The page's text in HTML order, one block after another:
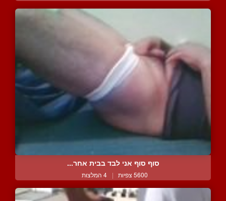
סוף סוף אני לבד בבית אחר...
5600 צפיות | 4 המלצות